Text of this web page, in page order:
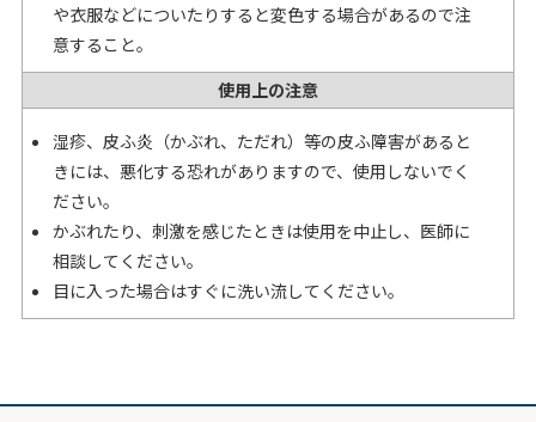
や衣服などについたりすると変色する場合があるので注
意すること。
使用上の注意
湿疹、皮ふ炎（かぶれ、ただれ）等の皮ふ障害があると
きには、悪化する恐れがありますので、使用しないでく
ださい。
かぶれたり、刺激を感じたときは使用を中止し、医師に
相談してください。
目に入った場合はすぐに洗い流してください。